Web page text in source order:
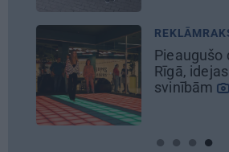
REKLĀMRAKSTS
Pieaugušo dzimšanas
Rīgā, idejas atmiņā
svinībām